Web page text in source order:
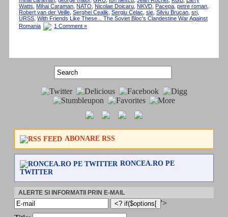
Watts
Mihai Caraman NATO Nicolae Doicaru NKVD Pacepa petre roman
Robert van der Veille Serghei Cealik Sergiu Celac sie Silviu Brucan sri
URSS With Friends Like These... The Soviet Bloc's Clandestine War Against
Romania
1 Comment »
ABONARE RSS
RONCEA.RO PE
TWITTER
ALERTE SI INFORMATII PRIN E-MAIL
'>